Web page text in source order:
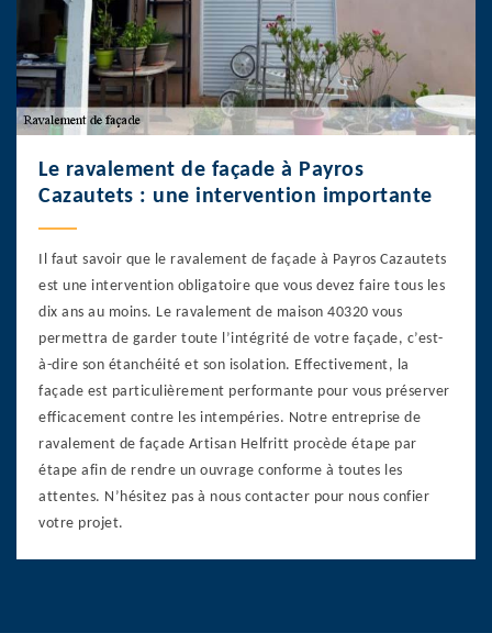
Le ravalement de façade à Payros
Cazautets : une intervention importante
Il faut savoir que le ravalement de façade à Payros Cazautets
est une intervention obligatoire que vous devez faire tous les
dix ans au moins. Le ravalement de maison 40320 vous
permettra de garder toute l’intégrité de votre façade, c’est-
à-dire son étanchéité et son isolation. Effectivement, la
façade est particulièrement performante pour vous préserver
efficacement contre les intempéries. Notre entreprise de
ravalement de façade Artisan Helfritt procède étape par
étape afin de rendre un ouvrage conforme à toutes les
attentes. N’hésitez pas à nous contacter pour nous confier
votre projet.